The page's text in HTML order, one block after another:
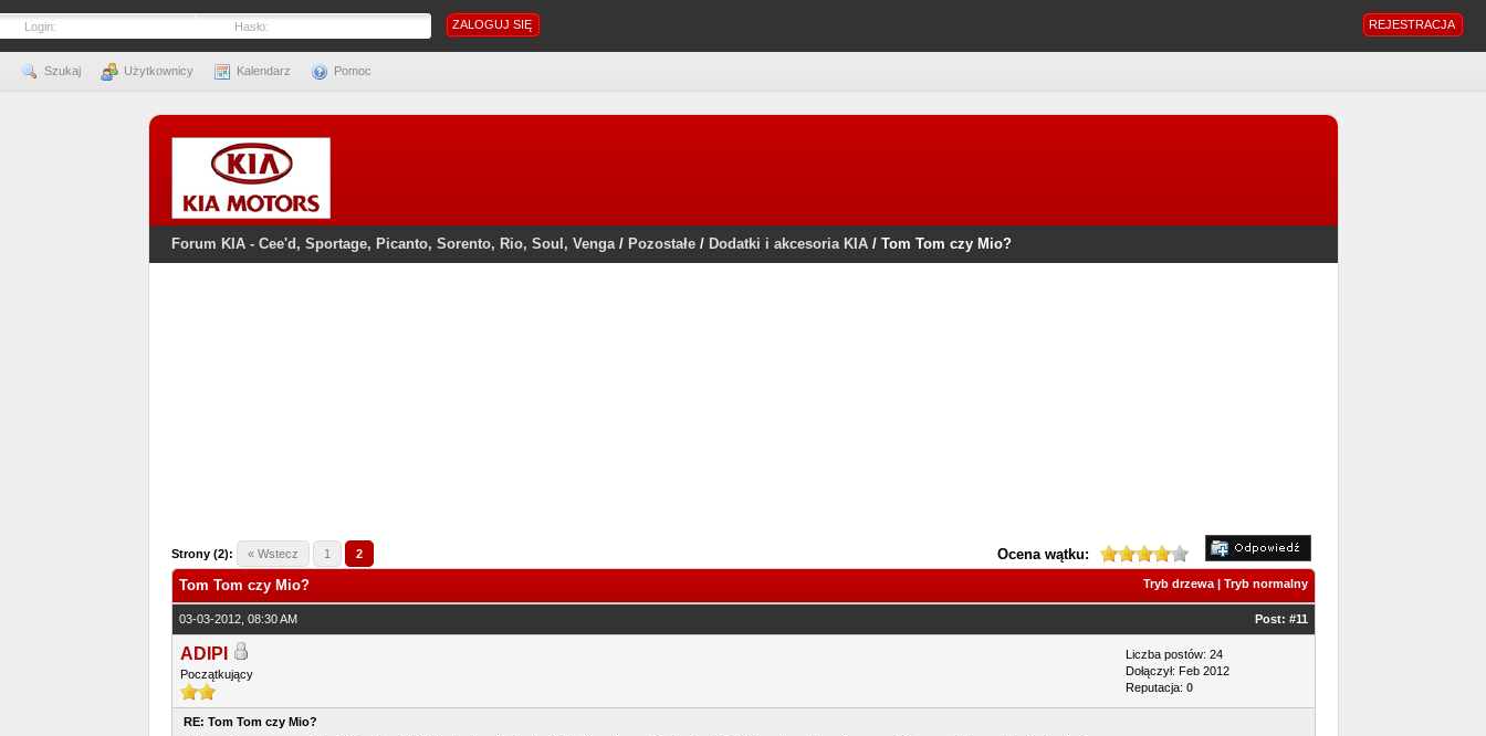
Login: Hasło: REJESTRACJA
Szukaj Użytkownicy Kalendarz Pomoc
Forum KIA - Cee'd, Sportage, Picanto, Sorento, Rio, Soul, Venga/ Pozostałe/ Dodatki i akcesoria KIA / Tom Tom czy Mio?
Strony (2): « Wstecz 1 2 Ocena wątku:
Tryb drzewa| Tryb normalny
Tom Tom czy Mio?
03-03-2012, 08:30 AM Post: #11
ADIPI
Początkujący
Liczba postów: 24
Dołączył: Feb 2012
Reputacja: 0
RE: Tom Tom czy Mio?